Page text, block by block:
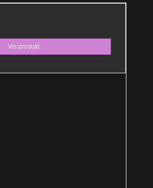
Vis produkt